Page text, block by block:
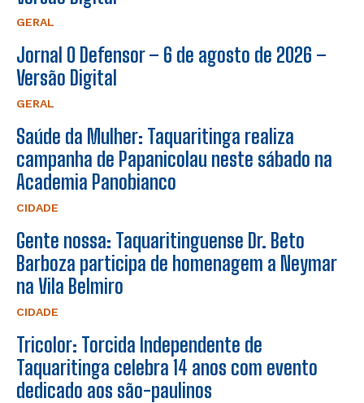
GERAL
Jornal O Defensor – 6 de agosto de 2026 –
Versão Digital
GERAL
Saúde da Mulher: Taquaritinga realiza
campanha de Papanicolau neste sábado na
Academia Panobianco
CIDADE
Gente nossa: Taquaritinguense Dr. Beto
Barboza participa de homenagem a Neymar
na Vila Belmiro
CIDADE
Tricolor: Torcida Independente de
Taquaritinga celebra 14 anos com evento
dedicado aos são-paulinos